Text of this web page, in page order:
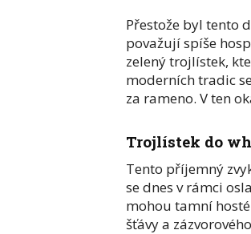
Přestože byl tento
považují spíše
zelený trojlístek,
moderních tradic
za rameno. V ten
Trojlístek do
Tento příjemný
se dnes v rámci
mohou tamní
šťávy a